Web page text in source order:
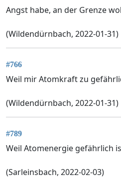
Angst habe, an der Grenze
(Wildendürnbach, 2022-01-31)
#766
Weil mir Atomkraft zu
(Wildendürnbach, 2022-01-31)
#789
Weil Atomenergie gefährlich
(Sarleinsbach, 2022-02-03)